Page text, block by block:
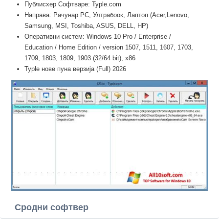
Публисхер Софтваре: Typle.com
Направа: Рачунар PC, Ултрабоок, Лаптоп (Acer,Lenovo,
Samsung, MSI, Toshiba, ASUS, DELL, HP)
Оперативни систем: Windows 10 Pro / Enterprise /
Education / Home Edition / version 1507, 1511, 1607, 1703,
1709, 1803, 1809, 1903 (32/64 bit), x86
Typle нове пуна верзија (Full) 2026
Сродни софтвер